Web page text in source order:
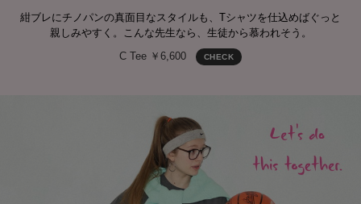
紺ブレにチノパンの真面目なスタイルも、Tシャツを仕込めばぐっと
親しみやすく。こんな先生なら、生徒から慕われそう。
C Tee ￥6,600
CHECK